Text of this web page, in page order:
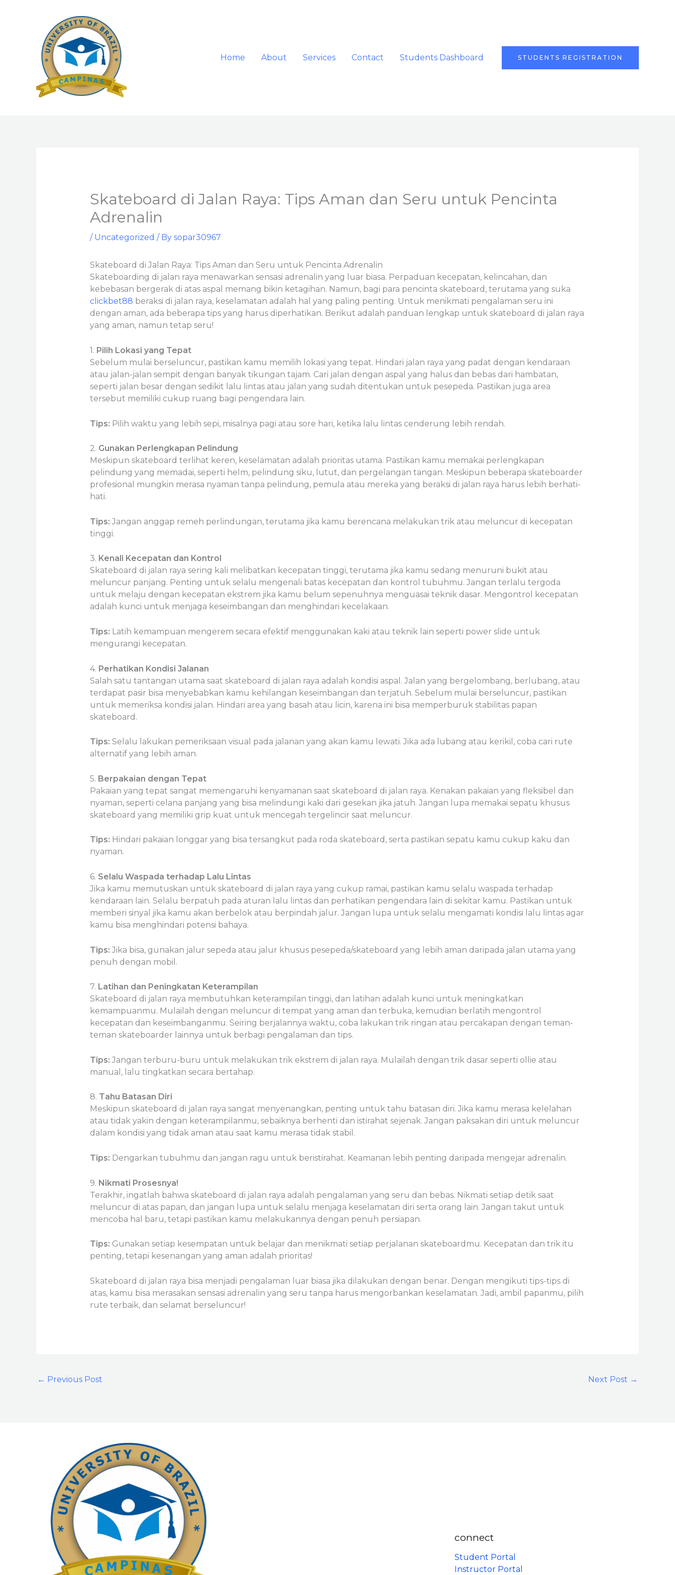
Home About Services Contact Students Dashboard STUDENTS REGISTRATION
Skateboard di Jalan Raya: Tips Aman dan Seru untuk Pencinta
Adrenalin
/ Uncategorized / By sopar30967
Skateboard di Jalan Raya: Tips Aman dan Seru untuk Pencinta Adrenalin
Skateboarding di jalan raya menawarkan sensasi adrenalin yang luar biasa. Perpaduan kecepatan, kelincahan, dan
kebebasan bergerak di atas aspal memang bikin ketagihan. Namun, bagi para pencinta skateboard, terutama yang suka
clickbet88 beraksi di jalan raya, keselamatan adalah hal yang paling penting. Untuk menikmati pengalaman seru ini
dengan aman, ada beberapa tips yang harus diperhatikan. Berikut adalah panduan lengkap untuk skateboard di jalan raya
yang aman, namun tetap seru!
1. Pilih Lokasi yang Tepat
Sebelum mulai berseluncur, pastikan kamu memilih lokasi yang tepat. Hindari jalan raya yang padat dengan kendaraan
atau jalan-jalan sempit dengan banyak tikungan tajam. Cari jalan dengan aspal yang halus dan bebas dari hambatan,
seperti jalan besar dengan sedikit lalu lintas atau jalan yang sudah ditentukan untuk pesepeda. Pastikan juga area
tersebut memiliki cukup ruang bagi pengendara lain.
Tips: Pilih waktu yang lebih sepi, misalnya pagi atau sore hari, ketika lalu lintas cenderung lebih rendah.
2. Gunakan Perlengkapan Pelindung
Meskipun skateboard terlihat keren, keselamatan adalah prioritas utama. Pastikan kamu memakai perlengkapan
pelindung yang memadai, seperti helm, pelindung siku, lutut, dan pergelangan tangan. Meskipun beberapa skateboarder
profesional mungkin merasa nyaman tanpa pelindung, pemula atau mereka yang beraksi di jalan raya harus lebih berhati-
hati.
Tips: Jangan anggap remeh perlindungan, terutama jika kamu berencana melakukan trik atau meluncur di kecepatan
tinggi.
3. Kenali Kecepatan dan Kontrol
Skateboard di jalan raya sering kali melibatkan kecepatan tinggi, terutama jika kamu sedang menuruni bukit atau
meluncur panjang. Penting untuk selalu mengenali batas kecepatan dan kontrol tubuhmu. Jangan terlalu tergoda
untuk melaju dengan kecepatan ekstrem jika kamu belum sepenuhnya menguasai teknik dasar. Mengontrol kecepatan
adalah kunci untuk menjaga keseimbangan dan menghindari kecelakaan.
Tips: Latih kemampuan mengerem secara efektif menggunakan kaki atau teknik lain seperti power slide untuk
mengurangi kecepatan.
4. Perhatikan Kondisi Jalanan
Salah satu tantangan utama saat skateboard di jalan raya adalah kondisi aspal. Jalan yang bergelombang, berlubang, atau
terdapat pasir bisa menyebabkan kamu kehilangan keseimbangan dan terjatuh. Sebelum mulai berseluncur, pastikan
untuk memeriksa kondisi jalan. Hindari area yang basah atau licin, karena ini bisa memperburuk stabilitas papan
skateboard.
Tips: Selalu lakukan pemeriksaan visual pada jalanan yang akan kamu lewati. Jika ada lubang atau kerikil, coba cari rute
alternatif yang lebih aman.
5. Berpakaian dengan Tepat
Pakaian yang tepat sangat memengaruhi kenyamanan saat skateboard di jalan raya. Kenakan pakaian yang fleksibel dan
nyaman, seperti celana panjang yang bisa melindungi kaki dari gesekan jika jatuh. Jangan lupa memakai sepatu khusus
skateboard yang memiliki grip kuat untuk mencegah tergelincir saat meluncur.
Tips: Hindari pakaian longgar yang bisa tersangkut pada roda skateboard, serta pastikan sepatu kamu cukup kaku dan
nyaman.
6. Selalu Waspada terhadap Lalu Lintas
Jika kamu memutuskan untuk skateboard di jalan raya yang cukup ramai, pastikan kamu selalu waspada terhadap
kendaraan lain. Selalu berpatuh pada aturan lalu lintas dan perhatikan pengendara lain di sekitar kamu. Pastikan untuk
memberi sinyal jika kamu akan berbelok atau berpindah jalur. Jangan lupa untuk selalu mengamati kondisi lalu lintas agar
kamu bisa menghindari potensi bahaya.
Tips: Jika bisa, gunakan jalur sepeda atau jalur khusus pesepeda/skateboard yang lebih aman daripada jalan utama yang
penuh dengan mobil.
7. Latihan dan Peningkatan Keterampilan
Skateboard di jalan raya membutuhkan keterampilan tinggi, dan latihan adalah kunci untuk meningkatkan
kemampuanmu. Mulailah dengan meluncur di tempat yang aman dan terbuka, kemudian berlatih mengontrol
kecepatan dan keseimbanganmu. Seiring berjalannya waktu, coba lakukan trik ringan atau percakapan dengan teman-
teman skateboarder lainnya untuk berbagi pengalaman dan tips.
Tips: Jangan terburu-buru untuk melakukan trik ekstrem di jalan raya. Mulailah dengan trik dasar seperti ollie atau
manual, lalu tingkatkan secara bertahap.
8. Tahu Batasan Diri
Meskipun skateboard di jalan raya sangat menyenangkan, penting untuk tahu batasan diri. Jika kamu merasa kelelahan
atau tidak yakin dengan keterampilanmu, sebaiknya berhenti dan istirahat sejenak. Jangan paksakan diri untuk meluncur
dalam kondisi yang tidak aman atau saat kamu merasa tidak stabil.
Tips: Dengarkan tubuhmu dan jangan ragu untuk beristirahat. Keamanan lebih penting daripada mengejar adrenalin.
9. Nikmati Prosesnya!
Terakhir, ingatlah bahwa skateboard di jalan raya adalah pengalaman yang seru dan bebas. Nikmati setiap detik saat
meluncur di atas papan, dan jangan lupa untuk selalu menjaga keselamatan diri serta orang lain. Jangan takut untuk
mencoba hal baru, tetapi pastikan kamu melakukannya dengan penuh persiapan.
Tips: Gunakan setiap kesempatan untuk belajar dan menikmati setiap perjalanan skateboardmu. Kecepatan dan trik itu
penting, tetapi kesenangan yang aman adalah prioritas!
Skateboard di jalan raya bisa menjadi pengalaman luar biasa jika dilakukan dengan benar. Dengan mengikuti tips-tips di
atas, kamu bisa merasakan sensasi adrenalin yang seru tanpa harus mengorbankan keselamatan. Jadi, ambil papanmu, pilih
rute terbaik, dan selamat berseluncur!
← Previous Post Next Post →
connect
Student Portal
Instructor Portal